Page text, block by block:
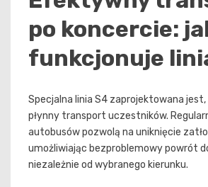
po koncercie:
funkcjonuje
Specjalna linia S4 zaprojektowana
płynny transport uczestników.
autobusów pozwolą na uniknięcie
umożliwiając bezproblemowy powrót
niezależnie od wybranego kierunku.